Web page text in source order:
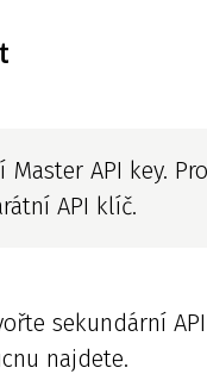
API key. Pro
API klíč.
sekundární
najdete.